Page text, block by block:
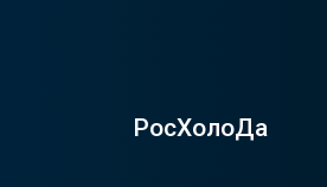
РосХолоДа